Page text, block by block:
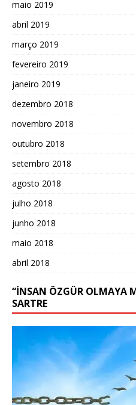
maio 2019
abril 2019
março 2019
fevereiro 2019
janeiro 2019
dezembro 2018
novembro 2018
outubro 2018
setembro 2018
agosto 2018
julho 2018
junho 2018
maio 2018
abril 2018
“İNSAN ÖZGÜR OLMAYA
SARTRE